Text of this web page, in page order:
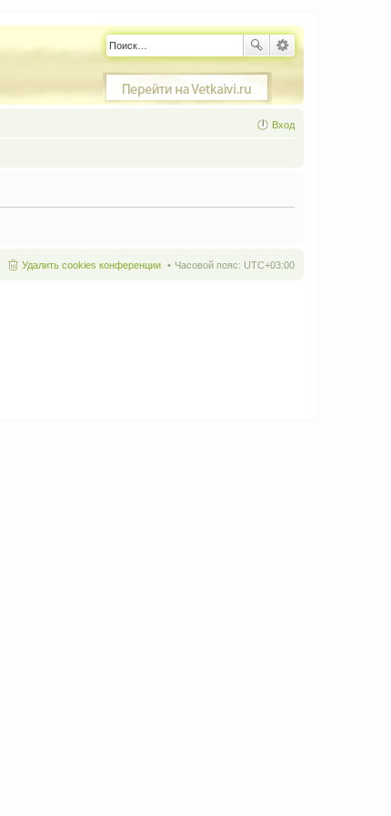
Вход
Часовой пояс: UTC+03:00
Удалить cookies конференции